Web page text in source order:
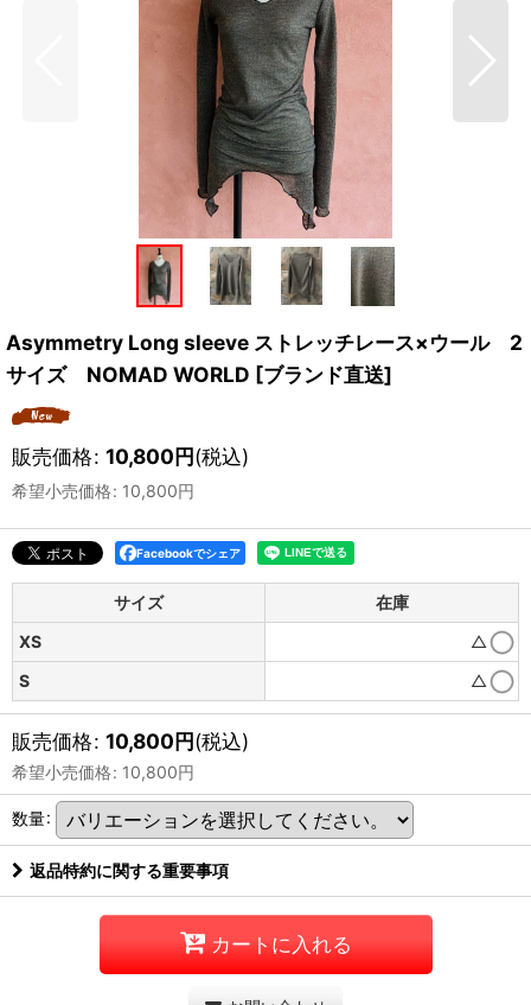
Asymmetry Long sleeve ストレッチレース×ウール 2
サイズ NOMAD WORLD [ブランド直送]
販売価格: 10,800円(税込)
希望小売価格: 10,800円
Facebookでシェア
サイズ
在庫
XS
△
S
△
販売価格: 10,800円(税込)
希望小売価格: 10,800円
数量:
返品特約に関する重要事項
カートに入れる